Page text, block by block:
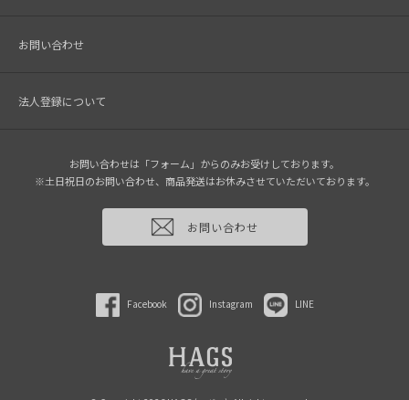
お問い合わせ
法人登録について
お問い合わせは「フォーム」からのみお受けしております。
※土日祝日のお問い合わせ、商品発送はお休みさせていただいております。
お問い合わせ
Facebook Instagram LINE